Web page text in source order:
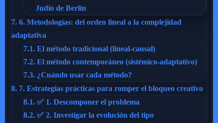
Judío de Berlín
7. 6. Metodologías: del orden lineal a la complejidad
adaptativa
7.1. El método tradicional (lineal-causal)
7.2. El método contemporáneo (sistémico-adaptativo)
7.3. ¿Cuándo usar cada método?
8. 7. Estrategias prácticas para romper el bloqueo creativo
8.1. ✅ 1. Descomponer el problema
8.2. ✅ 2. Investigar la evolución del tipo